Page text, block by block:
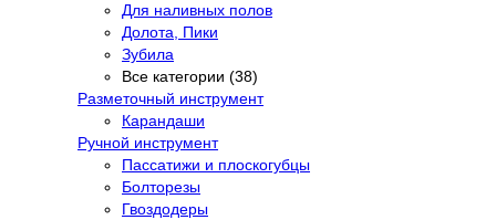
Для наливных полов
Долота, Пики
Зубила
Все категории (38)
Разметочный инструмент
Карандаши
Ручной инструмент
Пассатижи и плоскогубцы
Болторезы
Гвоздодеры